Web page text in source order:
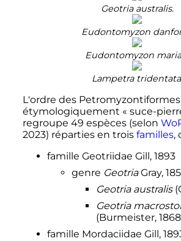
Geotria australis.
Eudontomyzon
Eudontomyzon
Lampetra tridentata
L'ordre des Petromyzontiformes
étymologiquement « suce-
regroupe 49 espèces (selon
2023) réparties en trois familles,
famille Geotriidae Gill, 1893
genre GeotriaGray,
Geotria australis
Geotria
(Burmeister,
famille Mordaciidae Gill,